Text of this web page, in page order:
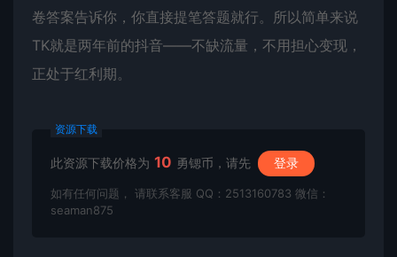
卷答案告诉你，你直接提笔答题就行。所以简单来说
TK就是两年前的抖音——不缺流量，不用担心变现，
正处于红利期。
资源下载
此资源下载价格为 10 勇锶币，请先 登录
如有任何问题， 请联系客服 QQ：2513160783 微信：
seaman875